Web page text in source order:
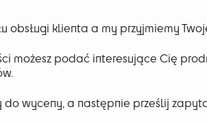
obsługi klienta a my przyjmiemy
możesz podać interesujące Cię
wyceny, a następnie prześlij